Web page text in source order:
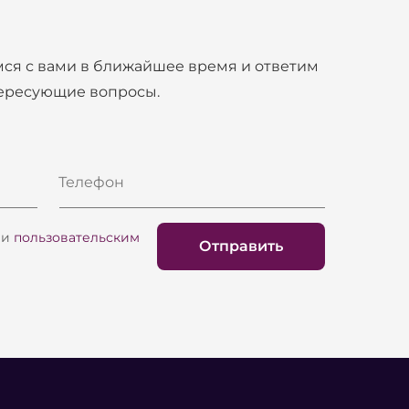
BBR PRO, Вы получите идеальное
с вами в ближайшее время и ответим
вопросы.
Телефон
и пользовательским
Отправить